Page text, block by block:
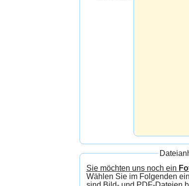
Sie möchten uns noch ein
Wählen Sie im Folgenden